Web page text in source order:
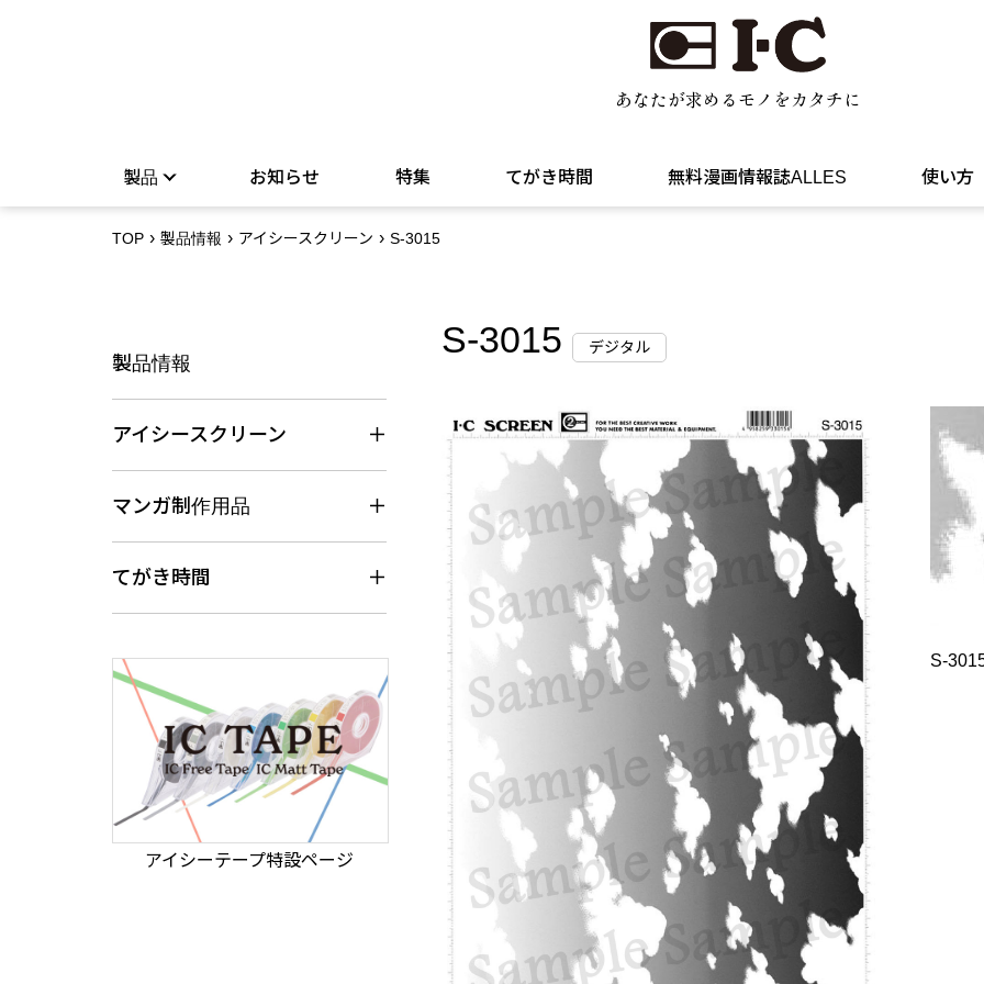
あなたが求めるモノをカタチに
製品 お知らせ 特集 てがき時間 無料漫画情報誌ALLES 使い方
TOP 製品情報 アイシースクリーン S-3015
製品情報
アイシースクリーン
マンガ制作用品
てがき時間
アイシーテープ特設ページ
S-3015 デジタル
S-